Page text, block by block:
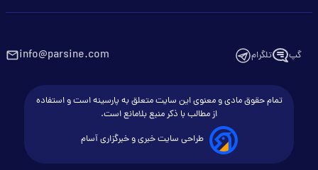
گپ تلگرام info@parsine.com
تمام حقوق مادی و معنوی این سایت متعلق به پارسینه است و استفاده
از مطالب با ذکر منبع بلامانع است.
طراحی سایت خبری و خبرگزاری آسام